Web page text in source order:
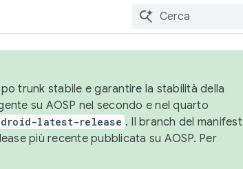
trunk stabile e garantire la stabilità della
su AOSP nel secondo e nel quarto
latest-release . Il branch del manifest
più recente pubblicata su AOSP. Per